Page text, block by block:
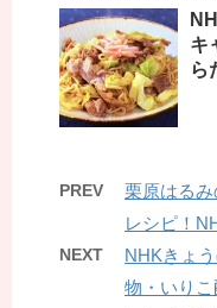
キ
ら
PREV
栗原はる
レシピ！
NEXT
NHKきょ
物・いり